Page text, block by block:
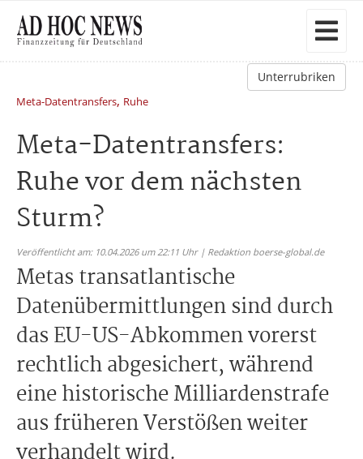
Unterrubriken
Meta-Datentransfers, Ruhe
Meta-Datentransfers:
Ruhe vor dem nächsten
Sturm?
Veröffentlicht am: 10.04.2026 um 22:11 Uhr | Redaktion boerse-global.de
Metas transatlantische
Datenübermittlungen sind durch
das EU-US-Abkommen vorerst
rechtlich abgesichert, während
eine historische Milliardenstrafe
aus früheren Verstößen weiter